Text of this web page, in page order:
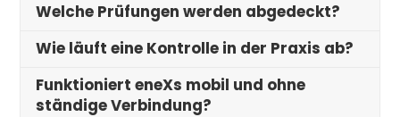
Welche Prüfungen werden abgedeckt?
Wie läuft eine Kontrolle in der Praxis ab?
Funktioniert eneXs mobil und ohne
ständige Verbindung?